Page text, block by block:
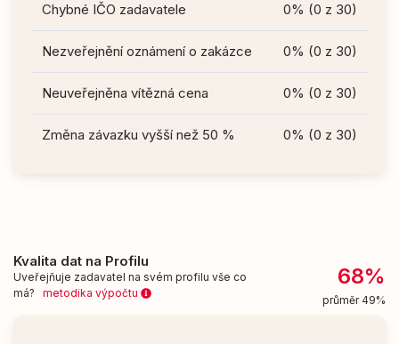
Chybné IČO zadavatele 0% (0 z 30)
Nezveřejnění oznámení o zakázce 0% (0 z 30)
Neuveřejněna vítězná cena 0% (0 z 30)
Změna závazku vyšší než 50 % 0% (0 z 30)
Kvalita dat na Profilu
Uveřejňuje zadavatel na svém profilu vše co
má? metodika výpočtu
68%
průměr 49%